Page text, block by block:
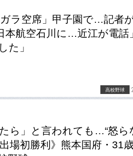
ラ空席」甲子園で…記者
本航空石川に…近江が電話
た」
高校野球
ら」と言われても…“怒ら
場初勝利》熊本国府・31